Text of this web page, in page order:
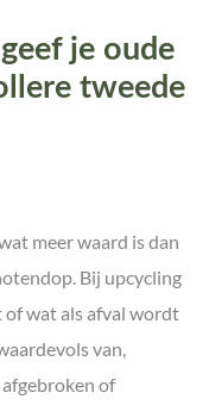
je oude
tweede
meer waard is dan
Bij upcycling
of wat als afval wordt
van,
of